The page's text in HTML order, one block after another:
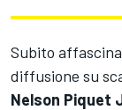
Subito
diffusione su
Nelson Piquet